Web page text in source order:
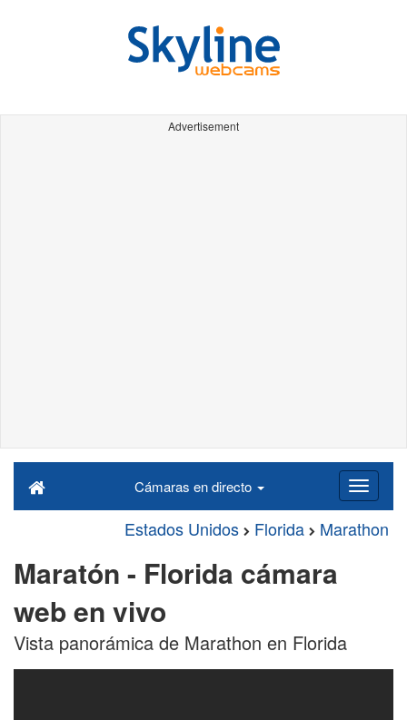
Advertisement
Cámaras en directo
Estados Unidos Florida Marathon
Maratón - Florida cámara
web en vivo
Vista panorámica de Marathon en Florida